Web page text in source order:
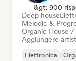
&gt; 900
Deep house
Melodic &
Organic House
Aggiungere
Elettronica